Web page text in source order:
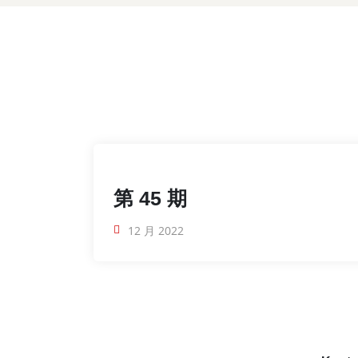
第 45 期
12 月 2022